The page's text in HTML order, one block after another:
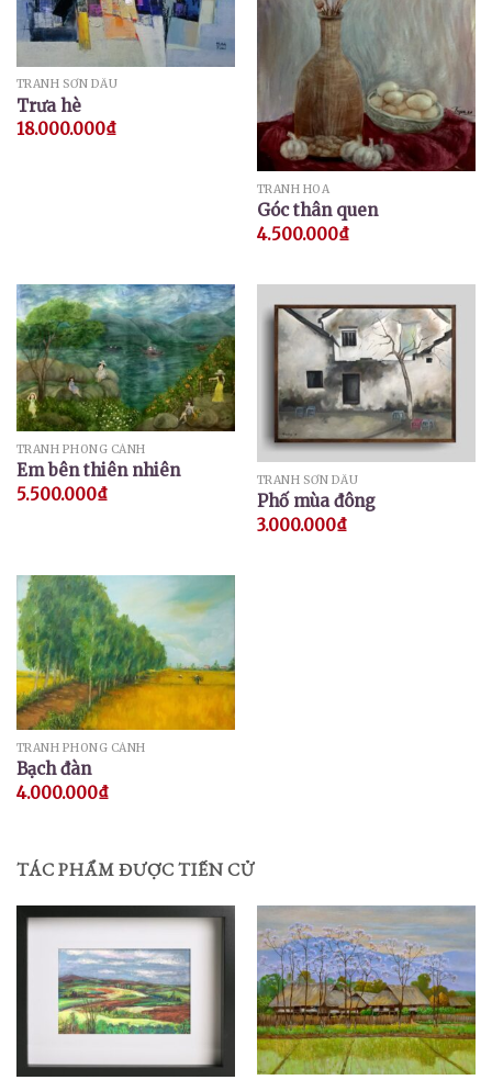
TRANH SƠN DẦU
Trưa hè
18.000.000₫
TRANH HOA
Góc thân quen
4.500.000₫
TRANH PHONG CẢNH
Em bên thiên nhiên
5.500.000₫
TRANH SƠN DẦU
Phố mùa đông
3.000.000₫
TRANH PHONG CẢNH
Bạch đàn
4.000.000₫
TÁC PHẨM ĐƯỢC TIẾN CỬ